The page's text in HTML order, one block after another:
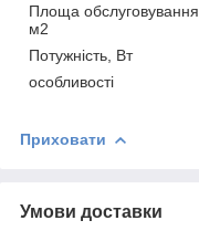
Площа обслуговування,
м2
Потужність, Вт
особливості
Приховати
Умови доставки